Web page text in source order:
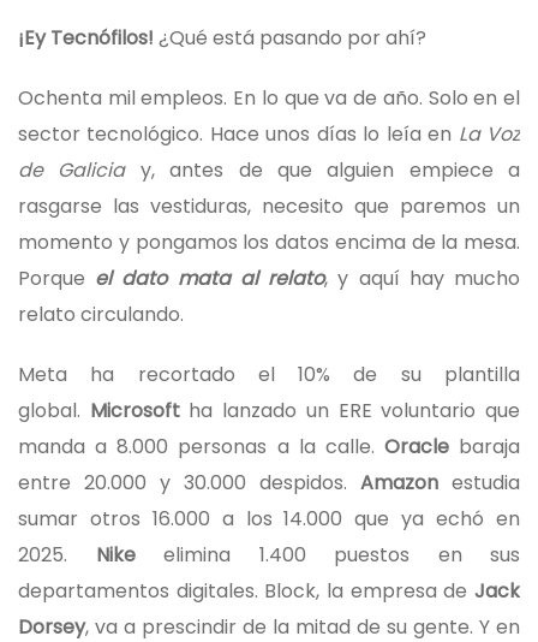
¡Ey Tecnófilos! ¿Qué está pasando por ahí?
Ochenta mil empleos. En lo que va de año. Solo en el
sector tecnológico. Hace unos días lo leía en La Voz
de Galiciay, antes de que alguien empiece a
rasgarse las vestiduras, necesito que paremos un
momento y pongamos los datos encima de la mesa.
Porque el dato mata al relato, y aquí hay mucho
relato circulando.
Meta ha recortado el 10% de su plantilla
global. Microsoftha lanzado un ERE voluntario que
manda a 8.000 personas a la calle. Oraclebaraja
entre 20.000 y 30.000 despidos. Amazon estudia
sumar otros 16.000 a los 14.000 que ya echó en
2025. Nikeelimina 1.400 puestos en sus
departamentos digitales. Block, la empresa de Jack
Dorsey, va a prescindir de la mitad de su gente. Y en